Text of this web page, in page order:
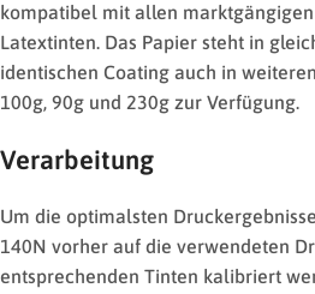
kompatibel mit allen marktgängigen
Latextinten. Das Papier steht in
identischen Coating auch in
100g, 90g und 230g zur Verfügung.
Verarbeitung
Um die optimalsten
140N vorher auf die verwendeten
entsprechenden Tinten kalibriert